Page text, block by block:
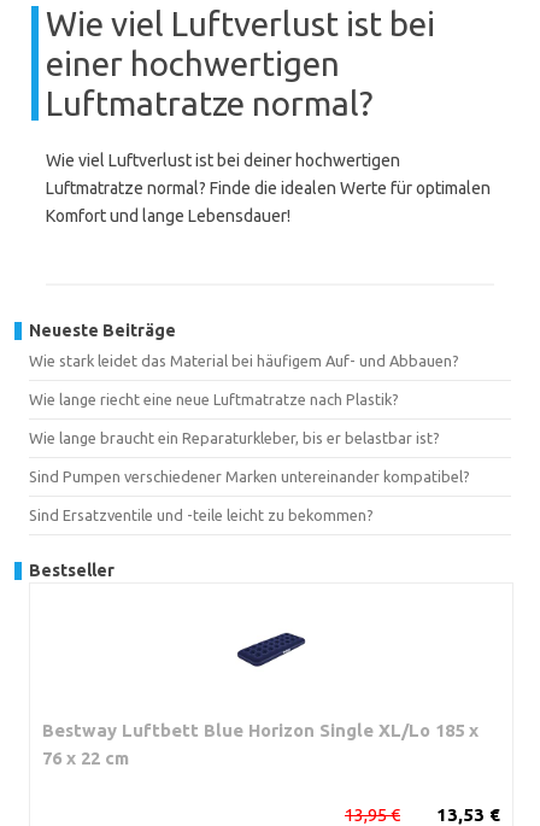
Wie viel Luftverlust ist bei
einer hochwertigen
Luftmatratze normal?
Wie viel Luftverlust ist bei deiner hochwertigen
Luftmatratze normal? Finde die idealen Werte für optimalen
Komfort und lange Lebensdauer!
Neueste Beiträge
Wie stark leidet das Material bei häufigem Auf- und Abbauen?
Wie lange riecht eine neue Luftmatratze nach Plastik?
Wie lange braucht ein Reparaturkleber, bis er belastbar ist?
Sind Pumpen verschiedener Marken untereinander kompatibel?
Sind Ersatzventile und -teile leicht zu bekommen?
Bestseller
Bestway Luftbett Blue Horizon Single XL/Lo 185 x
76 x 22 cm
13,53 €
13,95 €